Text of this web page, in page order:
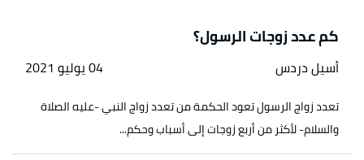
كم عدد زوجات الرسول؟
أسيل دردس 04 يوليو 2021
تعدد زواج الرسول تعود الحكمة من تعدد زواج النبي -عليه الصلاة
والسلام- لأكثر من أربع زوجات إلى أسباب وحكم...